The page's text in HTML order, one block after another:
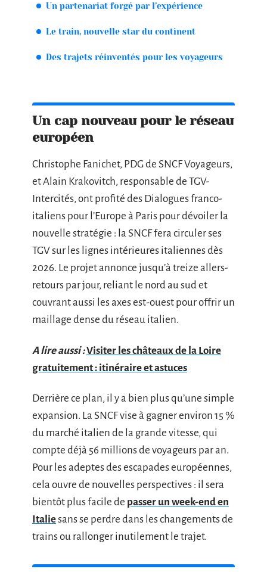
Un partenariat forgé par l’expérience
Le train, nouvelle star du continent
Des trajets réinventés pour les voyageurs
Un cap nouveau pour le réseau
européen
Christophe Fanichet, PDG de SNCF Voyageurs,
et Alain Krakovitch, responsable de TGV-
Intercités, ont profité des Dialogues franco-
italiens pour l’Europe à Paris pour dévoiler la
nouvelle stratégie : la SNCF fera circuler ses
TGV sur les lignes intérieures italiennes dès
2026. Le projet annonce jusqu’à treize allers-
retours par jour, reliant le nord au sud et
couvrant aussi les axes est-ouest pour offrir un
maillage dense du réseau italien.
A lire aussi :Visiter les châteaux de la Loire
gratuitement : itinéraire et astuces
Derrière ce plan, il y a bien plus qu’une simple
expansion. La SNCF vise à gagner environ 15 %
du marché italien de la grande vitesse, qui
compte déjà 56 millions de voyageurs par an.
Pour les adeptes des escapades européennes,
cela ouvre de nouvelles perspectives : il sera
bientôt plus facile de passer un week-end en
Italiesans se perdre dans les changements de
trains ou rallonger inutilement le trajet.